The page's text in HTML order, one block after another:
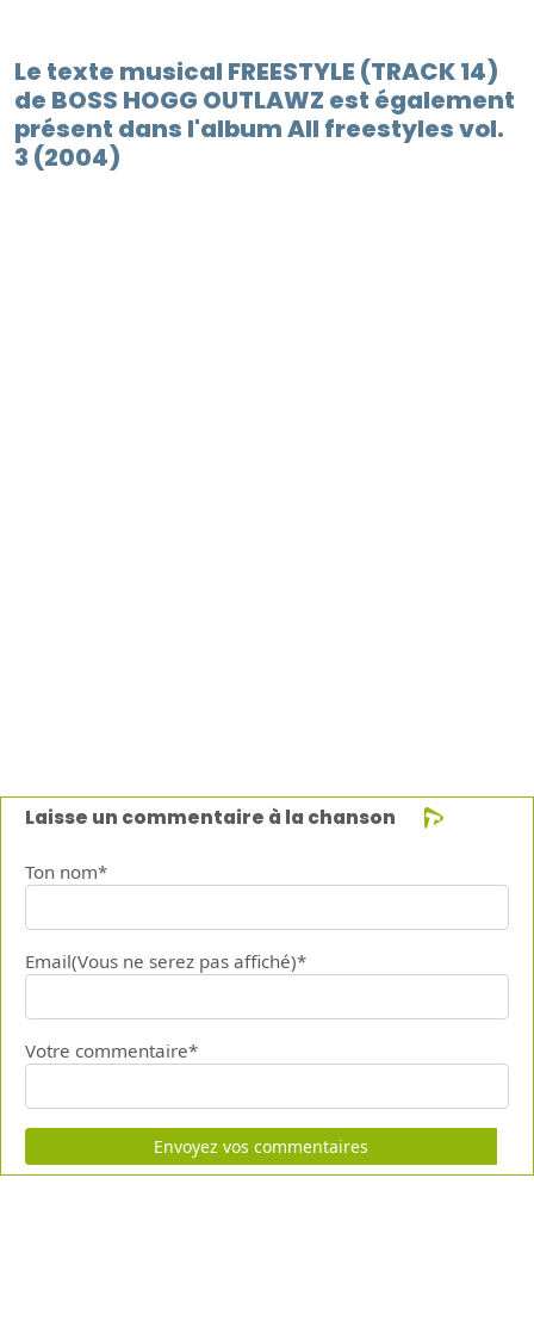
Le texte musical FREESTYLE (TRACK 14)
de BOSS HOGG OUTLAWZ est également
présent dans l'album All freestyles vol.
3 (2004)
Laisse un commentaire à la chanson
Ton nom*
Email(Vous ne serez pas affiché)*
Votre commentaire*
Envoyez vos commentaires